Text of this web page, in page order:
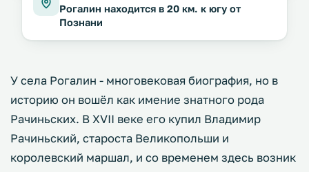
Рогалин находится в 20 км. к югу от
Познани
У села Рогалин - многовековая биография, но в
историю он вошёл как имение знатного рода
Рачиньских. В XVII веке его купил Владимир
Рачиньский, староста Великопольши и
королевский маршал, и со временем здесь возник